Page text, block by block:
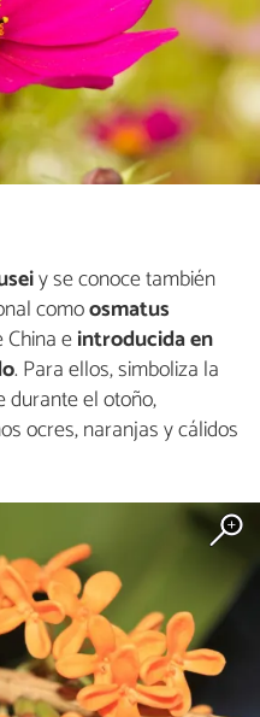
y se conoce también
comoosmatus
eintroducida en
. Para ellos, simboliza la
durante el otoño,
ocres, naranjas y cálidos